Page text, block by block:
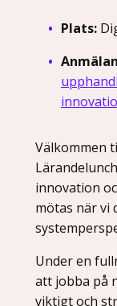
Plats:
Anmälan
Välkommen
innovation
mötas när vi
Under en
att jobba på
viktigt och